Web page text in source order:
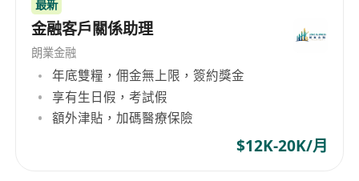
最新
金融客戶關係助理
朗業金融
年底雙糧，佣金無上限，簽約獎金
享有生日假，考試假
額外津貼，加碼醫療保險
$12K-20K/月